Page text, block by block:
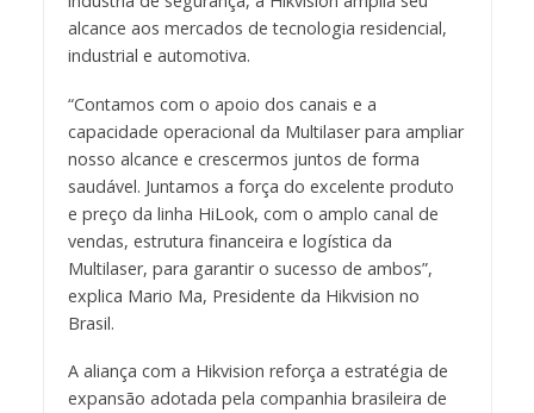
alcance aos mercados de tecnologia residencial,
industrial e automotiva.
“Contamos com o apoio dos canais e a
capacidade operacional da Multilaser para ampliar
nosso alcance e crescermos juntos de forma
saudável. Juntamos a força do excelente produto
e preço da linha HiLook, com o amplo canal de
vendas, estrutura financeira e logística da
Multilaser, para garantir o sucesso de ambos”,
explica Mario Ma, Presidente da Hikvision no
Brasil.
A aliança com a Hikvision reforça a estratégia de
expansão adotada pela companhia brasileira de